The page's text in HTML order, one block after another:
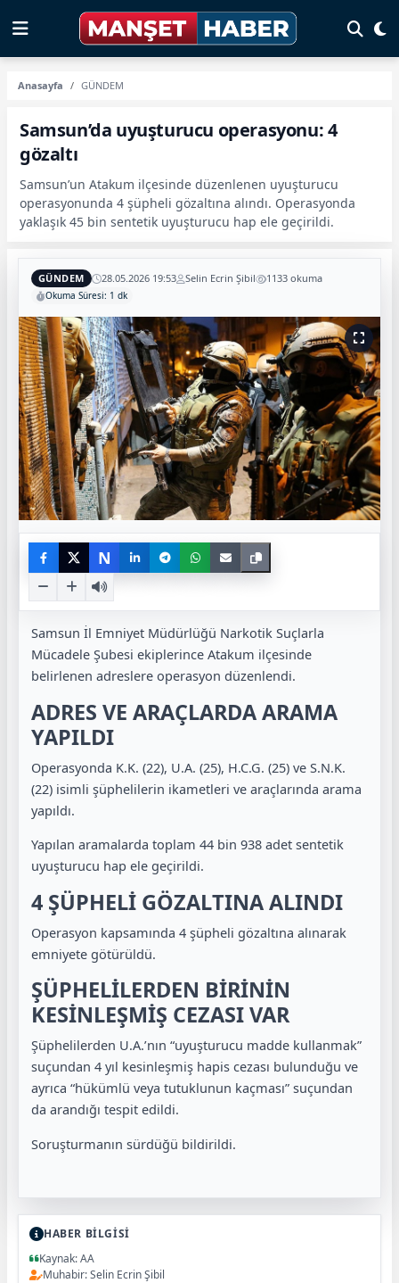
Anasayfa GÜNDEM
Samsun’da uyuşturucu operasyonu: 4
gözaltı
Samsun’un Atakum ilçesinde düzenlenen uyuşturucu
operasyonunda 4 şüpheli gözaltına alındı. Operasyonda
yaklaşık 45 bin sentetik uyuşturucu hap ele geçirildi.
GÜNDEM 28.05.2026 19:53 Selin Ecrin Şibil 1133 okuma
Okuma Süresi: 1 dk
N
Samsun İl Emniyet Müdürlüğü Narkotik Suçlarla
Mücadele Şubesi ekiplerince Atakum ilçesinde
belirlenen adreslere operasyon düzenlendi.
ADRES VE ARAÇLARDA ARAMA
YAPILDI
Operasyonda K.K. (22), U.A. (25), H.C.G. (25) ve S.N.K.
(22) isimli şüphelilerin ikametleri ve araçlarında arama
yapıldı.
Yapılan aramalarda toplam 44 bin 938 adet sentetik
uyuşturucu hap ele geçirildi.
4 ŞÜPHELİ GÖZALTINA ALINDI
Operasyon kapsamında 4 şüpheli gözaltına alınarak
emniyete götürüldü.
ŞÜPHELİLERDEN BİRİNİN
KESİNLEŞMİŞ CEZASI VAR
Şüphelilerden U.A.’nın “uyuşturucu madde kullanmak”
suçundan 4 yıl kesinleşmiş hapis cezası bulunduğu ve
ayrıca “hükümlü veya tutuklunun kaçması” suçundan
da arandığı tespit edildi.
Soruşturmanın sürdüğü bildirildi.
HABER BİLGİSİ
Kaynak: AA
Muhabir: Selin Ecrin Şibil